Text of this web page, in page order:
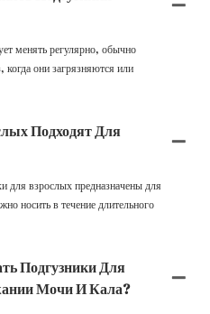
менять регулярно, обычно
они загрязняются или
Подходят Для
для взрослых предназначены для
носить в течение длительного
Подгузники Для
Мочи И Кала?